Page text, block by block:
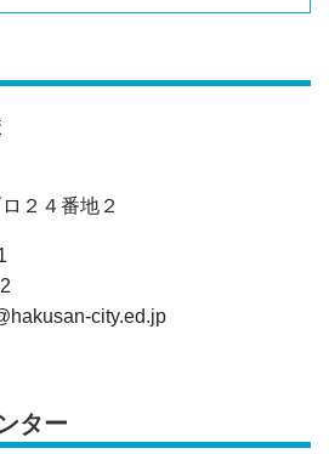
２４番地２
city.ed.jp
ター